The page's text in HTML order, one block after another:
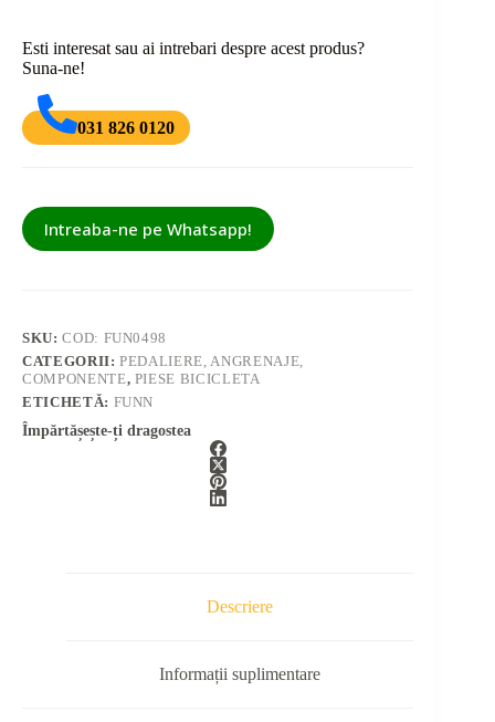
Esti interesat sau ai intrebari despre acest produs?
Suna-ne!
031 826 0120
Intreaba-ne pe Whatsapp!
SKU:COD: FUN0498
CATEGORII:PEDALIERE, ANGRENAJE,
COMPONENTE, PIESE BICICLETA
ETICHETĂ: FUNN
Împărtășește-ți dragostea
Descriere
Informații suplimentare